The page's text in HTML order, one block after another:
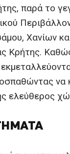
παρά το
Χανίων
Κρήτης.
ελεύθερος